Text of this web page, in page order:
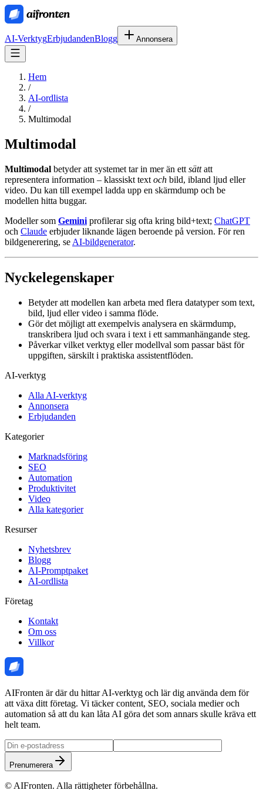
AI-VerktygErbjudandenBlogg Annonsera
Hem
/
AI-ordlista
/
Multimodal
Multimodal
Multimodal betyder att systemet tar in mer än ett sättatt
representera information – klassiskt text och bild, ibland ljud eller
video. Du kan till exempel ladda upp en skärmdump och be
modellen hitta buggar.
Modeller som Gemini profilerar sig ofta kring bild+text; ChatGPT
och Claude erbjuder liknande lägen beroende på version. För ren
bildgenerering, se AI-bildgenerator.
Nyckelegenskaper
Betyder att modellen kan arbeta med flera datatyper som text,
bild, ljud eller video i samma flöde.
Gör det möjligt att exempelvis analysera en skärmdump,
transkribera ljud och svara i text i ett sammanhängande steg.
Påverkar vilket verktyg eller modellval som passar bäst för
uppgiften, särskilt i praktiska assistentflöden.
AI-verktyg
Alla AI-verktyg
Annonsera
Erbjudanden
Kategorier
Marknadsföring
SEO
Automation
Produktivitet
Video
Alla kategorier
Resurser
Nyhetsbrev
Blogg
AI-Promptpaket
AI-ordlista
Företag
Kontakt
Om oss
Villkor
AIFronten är där du hittar AI-verktyg och lär dig använda dem för
att växa ditt företag. Vi täcker content, SEO, sociala medier och
automation så att du kan låta AI göra det som annars skulle kräva ett
helt team.
Prenumerera
© AIFronten. Alla rättigheter förbehållna.